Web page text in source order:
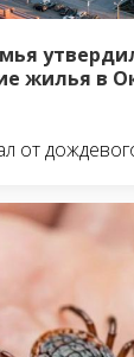
жилья в
от